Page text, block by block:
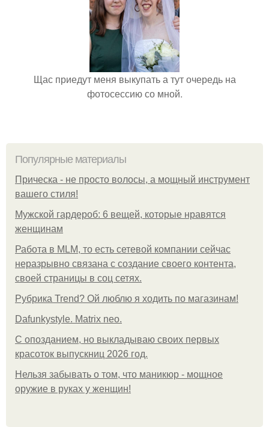
Щас приедут меня выкупать а тут очередь на
фотосессию со мной.
Популярные материалы
Прическа - не просто волосы, а мощный инструмент
вашего стиля!
Мужской гардероб: 6 вещей, которые нравятся
женщинам
Работа в MLM, то есть сетевой компании сейчас
неразрывно связана с создание своего контента,
своей страницы в соц сетях.
Рубрика Trend? Ой люблю я ходить по магазинам!
Dafunkystyle. Matrix neo.
С опозданием, но выкладываю своих первых
красоток выпускниц 2026 год.
Нельзя забывать о том, что маникюр - мощное
оружие в руках у женщин!